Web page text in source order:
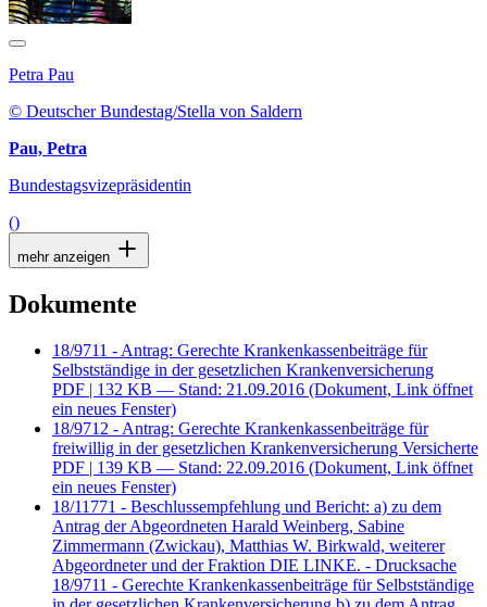
Petra Pau
© Deutscher Bundestag/Stella von Saldern
Pau, Petra
Bundestagsvizepräsidentin
()
mehr anzeigen
Dokumente
18/9711 - Antrag: Gerechte Krankenkassenbeiträge für
Selbstständige in der gesetzlichen Krankenversicherung
PDF | 132 KB — Stand: 21.09.2016 (Dokument, Link öffnet
ein neues Fenster)
18/9712 - Antrag: Gerechte Krankenkassenbeiträge für
freiwillig in der gesetzlichen Krankenversicherung Versicherte
PDF | 139 KB — Stand: 22.09.2016 (Dokument, Link öffnet
ein neues Fenster)
18/11771 - Beschlussempfehlung und Bericht: a) zu dem
Antrag der Abgeordneten Harald Weinberg, Sabine
Zimmermann (Zwickau), Matthias W. Birkwald, weiterer
Abgeordneter und der Fraktion DIE LINKE. - Drucksache
18/9711 - Gerechte Krankenkassenbeiträge für Selbstständige